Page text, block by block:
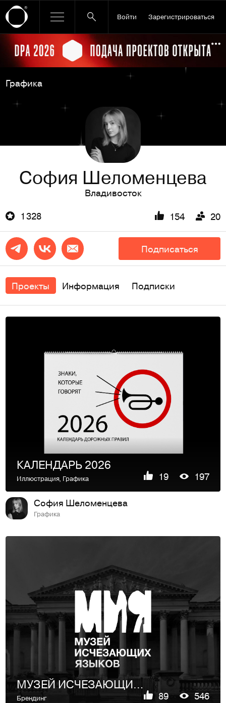
Войти Зарегистрироваться
Ссылка баннера
Графика
София Шеломенцева
Владивосток
1 328
154 20
Подписаться
Проекты Информация Подписки
КАЛЕНДАРЬ 2026
Иллюстрация, Графика 19 197
София Шеломенцева
Графика
МУЗЕЙ ИСЧЕЗАЮЩИХ ЯЗЫКОВ / АЙДЕНТИКА
Брендинг 89 546